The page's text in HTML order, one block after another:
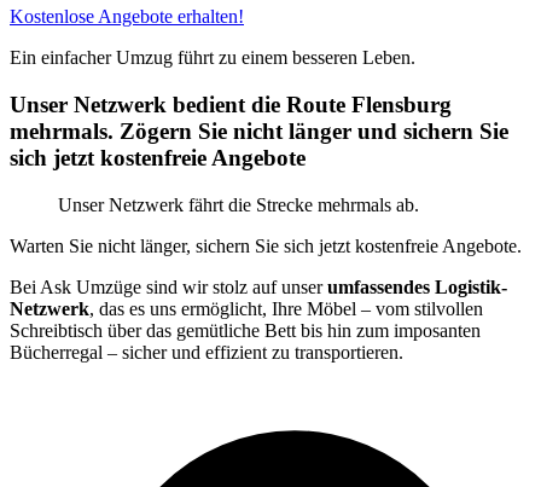
Kostenlose Angebote erhalten!
Ein einfacher Umzug führt zu einem besseren Leben.
Unser Netzwerk bedient die Route Flensburg
mehrmals. Zögern Sie nicht länger und sichern Sie
sich jetzt kostenfreie Angebote
Unser Netzwerk fährt die Strecke mehrmals ab.
Warten Sie nicht länger, sichern Sie sich jetzt kostenfreie Angebote.
Bei Ask Umzüge sind wir stolz auf unserumfassendes Logistik-
Netzwerk, das es uns ermöglicht, Ihre Möbel – vom stilvollen
Schreibtisch über das gemütliche Bett bis hin zum imposanten
Bücherregal – sicher und effizient zu transportieren.